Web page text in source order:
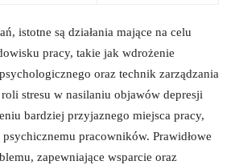
istotne są‌ działania mające‍ na celu
pracy,⁣ takie⁢ jak wdrożenie
oraz technik zarządzania
stresu w nasilaniu ‍objawów depresji
bardziej przyjaznego miejsca pracy,
⁣pracowników. Prawidłowe
zapewniające wsparcie‍ oraz